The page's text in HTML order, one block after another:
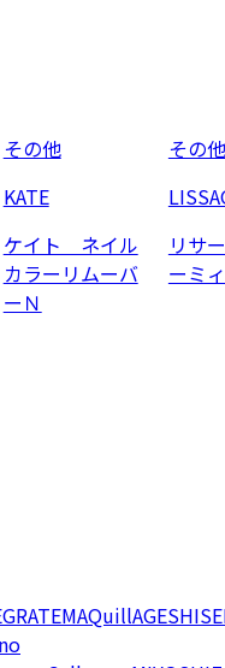
その他
KATE
ケイト ネイル
カラーリムーバ
ーＮ
その他
リサ
ーミ
MAQuillAGE